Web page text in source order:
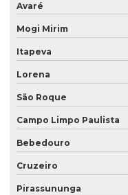
Saco valvulado para
Saco valvulado para
Saco valvulado para gesso
Saco valvulado laminado
Saco valvulado lateral
Saco valvulado com
Avaré
Mogi Mirim
Itapeva
Lorena
São Roque
Campo Limpo Paulista
Bebedouro
Cruzeiro
Pirassununga